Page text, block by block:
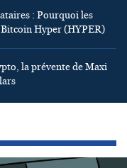
: Pourquoi les
Hyper (HYPER)
la prévente de Maxi